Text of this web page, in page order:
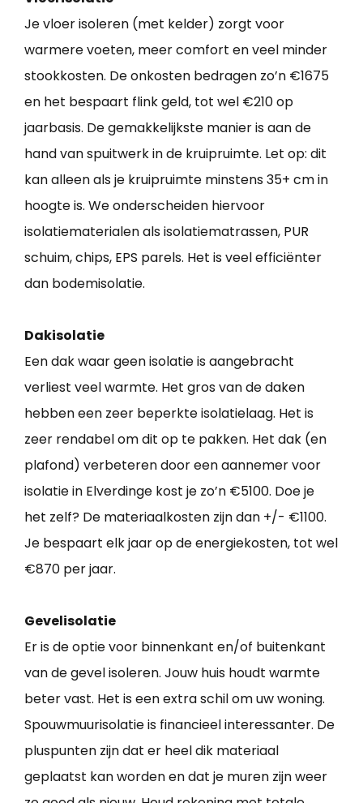
Je vloer isoleren (met kelder) zorgt voor
warmere voeten, meer comfort en veel minder
stookkosten. De onkosten bedragen zo’n €1675
en het bespaart flink geld, tot wel €210 op
jaarbasis. De gemakkelijkste manier is aan de
hand van spuitwerk in de kruipruimte. Let op: dit
kan alleen als je kruipruimte minstens 35+ cm in
hoogte is. We onderscheiden hiervoor
isolatiematerialen als isolatiematrassen, PUR
schuim, chips, EPS parels. Het is veel efficiënter
dan bodemisolatie.
Dakisolatie
Een dak waar geen isolatie is aangebracht
verliest veel warmte. Het gros van de daken
hebben een zeer beperkte isolatielaag. Het is
zeer rendabel om dit op te pakken. Het dak (en
plafond) verbeteren door een aannemer voor
isolatie in Elverdinge kost je zo’n €5100. Doe je
het zelf? De materiaalkosten zijn dan +/- €1100.
Je bespaart elk jaar op de energiekosten, tot wel
€870 per jaar.
Gevelisolatie
Er is de optie voor binnenkant en/of buitenkant
van de gevel isoleren. Jouw huis houdt warmte
beter vast. Het is een extra schil om uw woning.
Spouwmuurisolatie is financieel interessanter. De
pluspunten zijn dat er heel dik materiaal
geplaatst kan worden en dat je muren zijn weer